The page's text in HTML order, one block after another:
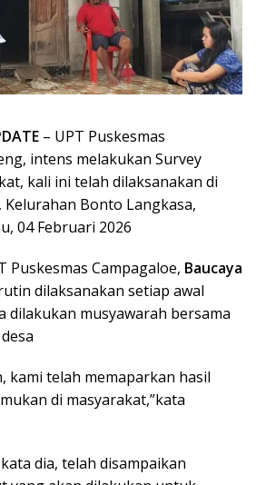
– UPT Puskesmas
intens melakukan Survey
kali ini telah dilaksanakan di
Bonto Langkasa,
04 Februari 2026
Puskesmas Campagaloe, Baucaya
dilaksanakan setiap awal
dilakukan musyawarah bersama
kami telah memaparkan hasil
di masyarakat,”kata
dia, telah disampaikan